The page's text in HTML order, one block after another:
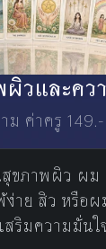
วและคว
ม ค่าครู 149.-
ขภาพผิว ผม
าย สิว หรือผ
สริมความมั่นใจ